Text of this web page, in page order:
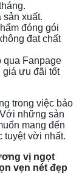
xuất.
đóng gói
đạt chất
qua Fanpage
ưu đãi tốt
trong việc bảo
những sản
mang đến
tuyệt vời nhất.
vị ngọt
vẹn nét đẹp